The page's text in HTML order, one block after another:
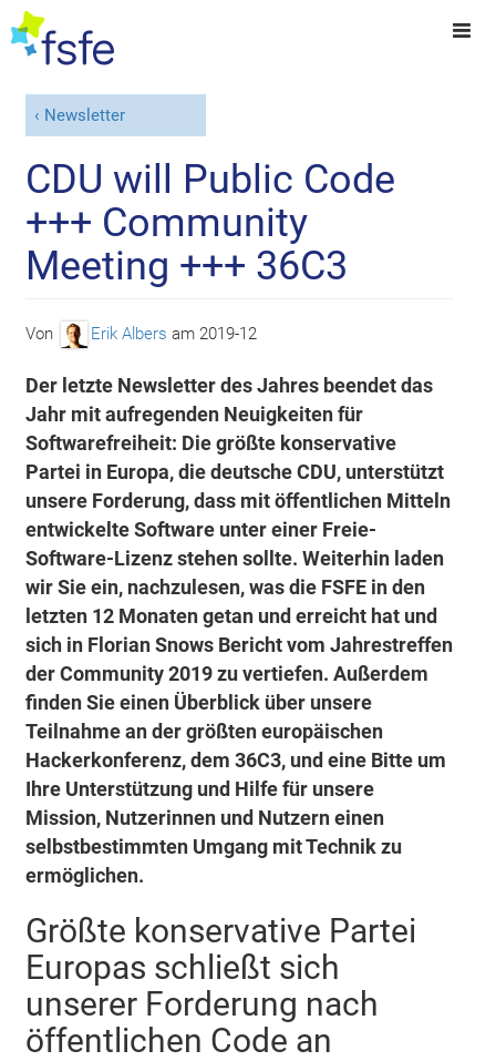
Newsletter
CDU will Public Code
+++ Community
Meeting +++ 36C3
Von Erik Albers am 2019-12
Der letzte Newsletter des Jahres beendet das
Jahr mit aufregenden Neuigkeiten für
Softwarefreiheit: Die größte konservative
Partei in Europa, die deutsche CDU, unterstützt
unsere Forderung, dass mit öffentlichen Mitteln
entwickelte Software unter einer Freie-
Software-Lizenz stehen sollte. Weiterhin laden
wir Sie ein, nachzulesen, was die FSFE in den
letzten 12 Monaten getan und erreicht hat und
sich in Florian Snows Bericht vom Jahrestreffen
der Community 2019 zu vertiefen. Außerdem
finden Sie einen Überblick über unsere
Teilnahme an der größten europäischen
Hackerkonferenz, dem 36C3, und eine Bitte um
Ihre Unterstützung und Hilfe für unsere
Mission, Nutzerinnen und Nutzern einen
selbstbestimmten Umgang mit Technik zu
ermöglichen.
Größte konservative Partei
Europas schließt sich
unserer Forderung nach
öffentlichen Code an